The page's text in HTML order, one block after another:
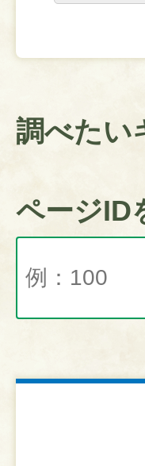
調べたい
ページID